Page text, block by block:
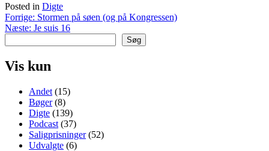
Posted in Digte
Indlægsnavigation
Forrige: Stormen på søen (og på Kongressen)
Næste: Je suis 16
Søg
Vis kun
Andet (15)
Bøger(8)
Digte (139)
Podcast (37)
Saligprisninger(52)
Udvalgte (6)